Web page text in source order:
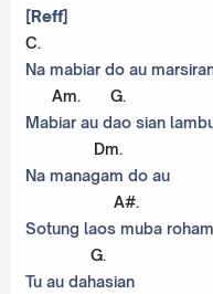
[Reff]
C.
Na mabiar do au
Am. G.
Mabiar au dao sian
Dm.
Na managam do au
A#.
Sotung laos muba roham
G.
Tu au dahasian